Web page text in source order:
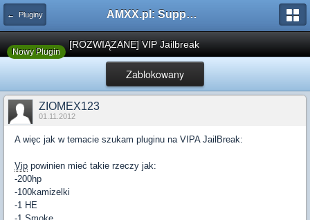
← Pluginy AMXX.pl: Support AMX Mod X i SourceMod
Nowy Plugin
[ROZWIĄZANE] VIP Jailbreak
Zablokowany
ZIOMEX123
01.11.2012
A więc jak w temacie szukam pluginu na VIPA JailBreak:
Vip powinien mieć takie rzeczy jak:
-200hp
-100kamizelki
-1 HE